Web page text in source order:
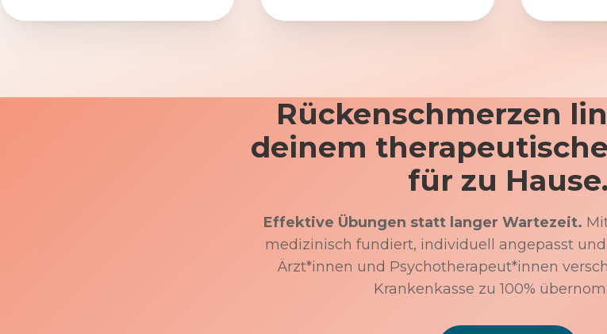
Rückenschmerzen
deinem
für zu Hause.
Effektive Übungen statt langer Wartezeit.
medizinisch fundiert, individuell angepasst
Ärzt*innen und Psychotherapeut*innen
Krankenkasse zu 100%